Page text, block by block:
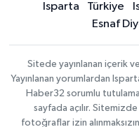
Isparta Türkiye
Esnaf
Sitede yayınlanan içerik
Yayınlanan yorumlardan
Haber32 sorumlu
sayfada açılır.
fotoğraflar izin